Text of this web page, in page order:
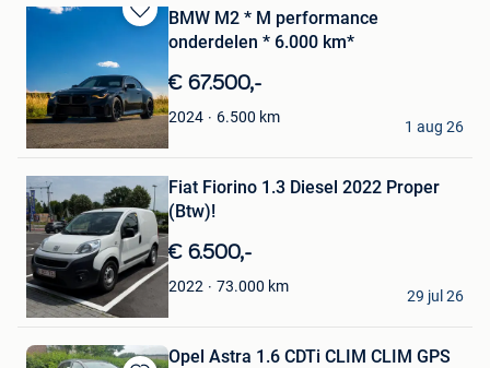
Bewaren
Mijn
Favorieten
BMW M2 * M performance
onderdelen * 6.000 km*
€ 67.500,-
2024 6.500 km
Max
Montigny-Le-Tilleul
1 aug 26
in
Mijn
Favorieten
Fiat Fiorino 1.3 Diesel 2022 Proper
(Btw)!
€ 6.500,-
2022 73.000 km
E.c.a
Genk
29 jul 26
Opel Astra 1.6 CDTi️ CLIM CLIM GPS